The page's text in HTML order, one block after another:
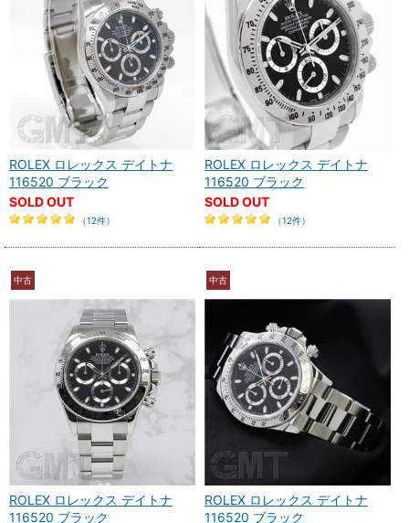
ROLEX ロレックス デイトナ
116520 ブラック
SOLD OUT
（12件）
ROLEX ロレックス デイトナ
116520 ブラック
SOLD OUT
（12件）
中古
ROLEX ロレックス デイトナ
116520 ブラック
中古
ROLEX ロレックス デイトナ
116520 ブラック